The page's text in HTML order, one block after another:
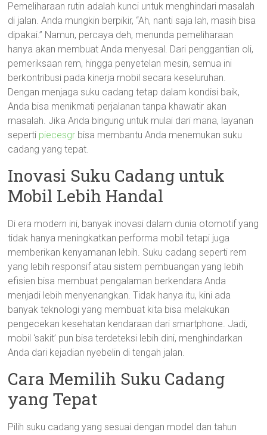
Pemeliharaan rutin adalah kunci untuk menghindari masalah
di jalan. Anda mungkin berpikir, “Ah, nanti saja lah, masih bisa
dipakai.” Namun, percaya deh, menunda pemeliharaan
hanya akan membuat Anda menyesal. Dari penggantian oli,
pemeriksaan rem, hingga penyetelan mesin, semua ini
berkontribusi pada kinerja mobil secara keseluruhan.
Dengan menjaga suku cadang tetap dalam kondisi baik,
Anda bisa menikmati perjalanan tanpa khawatir akan
masalah. Jika Anda bingung untuk mulai dari mana, layanan
seperti piecesgr bisa membantu Anda menemukan suku
cadang yang tepat.
Inovasi Suku Cadang untuk
Mobil Lebih Handal
Di era modern ini, banyak inovasi dalam dunia otomotif yang
tidak hanya meningkatkan performa mobil tetapi juga
memberikan kenyamanan lebih. Suku cadang seperti rem
yang lebih responsif atau sistem pembuangan yang lebih
efisien bisa membuat pengalaman berkendara Anda
menjadi lebih menyenangkan. Tidak hanya itu, kini ada
banyak teknologi yang membuat kita bisa melakukan
pengecekan kesehatan kendaraan dari smartphone. Jadi,
mobil ‘sakit’ pun bisa terdeteksi lebih dini, menghindarkan
Anda dari kejadian nyebelin di tengah jalan.
Cara Memilih Suku Cadang
yang Tepat
Pilih suku cadang yang sesuai dengan model dan tahun